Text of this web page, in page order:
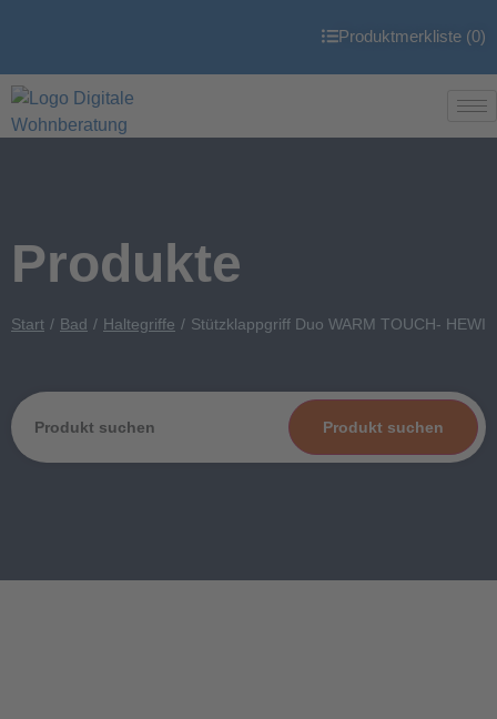
Produktmerkliste (0)
Produkte
Start Bad Haltegriffe Stützklappgriff Duo WARM TOUCH- HEWI
Produkt suchen